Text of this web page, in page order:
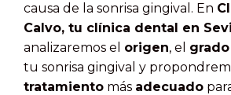
causa de la sonrisa gingival. En
Calvo, tu clínica dental en
analizaremos el origen, el grado
tu sonrisa gingival y
tratamiento más adecuado